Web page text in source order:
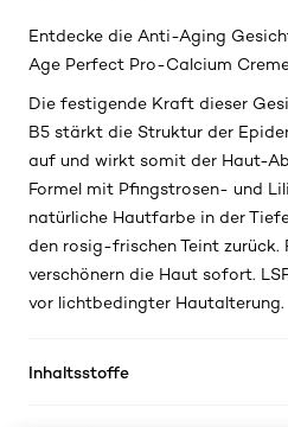
Entdecke die Anti-Aging
Age Perfect Pro-Calcium
Die festigende Kraft dieser
B5 stärkt die Struktur der
auf und wirkt somit der Haut-
Formel mit Pfingstrosen- und
natürliche Hautfarbe in der
den rosig-frischen Teint zurück.
verschönern die Haut sofort.
vor lichtbedingter Hautalterung.
Inhaltsstoffe